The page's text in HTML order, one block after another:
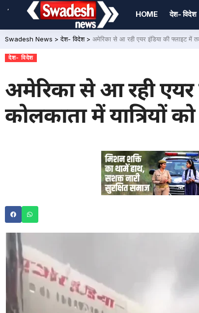
,
HOME देश- विदेश
Swadesh News >देश- विदेश> अमेरिका से आ रही एयर इंडिया की फ्लाइट में
देश- विदेश
अमेरिका से आ रही एयर
कोलकाता में यात्रियों